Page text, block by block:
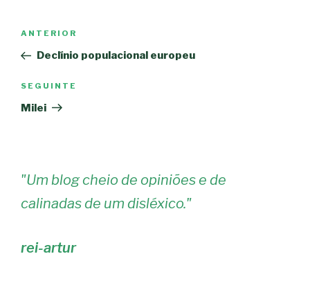
artigos
Conteúdo
anterior
ANTERIOR
Declínio populacional europeu
Conteúdo
seguinte
SEGUINTE
Milei
"Um blog cheio de opiniões e de
calinadas de um disléxico."
rei-artur